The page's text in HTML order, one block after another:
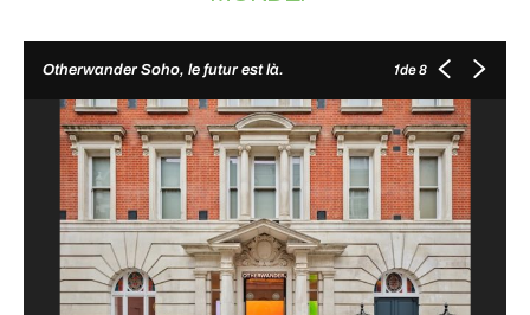
Otherwander Soho, le futur est là. 1de 8